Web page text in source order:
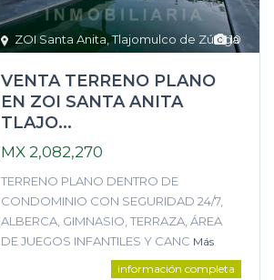
10
ZOI Santa Anita,Tlajomulco de Zúñiga
VENTA TERRENO PLANO
EN ZOI SANTA ANITA
TLAJO...
MX 2,082,270
TERRENO PLANO DENTRO DE
CONDOMINIO CON SEGURIDAD 24/7,
ALBERCA, GIMNASIO, TERRAZA, ÁREA
DE JUEGOS INFANTILES Y CANC Más
información completa